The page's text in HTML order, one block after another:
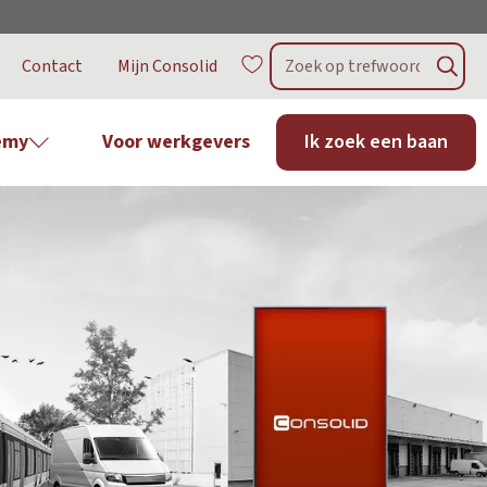
Contact Mijn Consolid
Voor werkgevers Ik zoek een baan